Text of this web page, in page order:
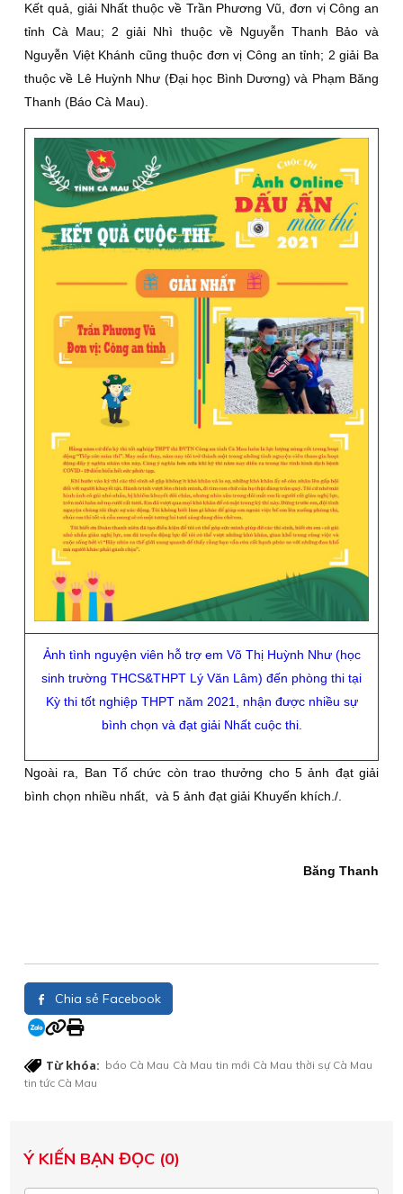
Kết quả, giải Nhất thuộc về Trần Phương Vũ, đơn vị Công an
tỉnh Cà Mau; 2 giải Nhì thuộc về Nguyễn Thanh Bảo và
Nguyễn Việt Khánh cũng thuộc đơn vị Công an tỉnh; 2 giải Ba
thuộc về Lê Huỳnh Như (Đại học Bình Dương) và Phạm Băng
Thanh (Báo Cà Mau).
Ảnh tình nguyện viên hỗ trợ em Võ Thị Huỳnh Như (học
sinh trường THCS&THPT Lý Văn Lâm) đến phòng thi tại
Kỳ thi tốt nghiệp THPT năm 2021, nhận được nhiều sự
bình chọn và đạt giải Nhất cuộc thi.
Ngoài ra, Ban Tổ chức còn trao thưởng cho 5 ảnh đạt giải
bình chọn nhiều nhất, và 5 ảnh đạt giải Khuyến khích./.
Băng Thanh
Chia sẻ Facebook
Từ khóa: báo Cà Mau Cà Mau tin mới Cà Mau thời sự Cà Mau
tin tức Cà Mau
Ý KIẾN BẠN ĐỌC (0)